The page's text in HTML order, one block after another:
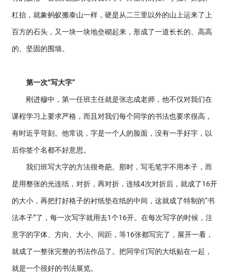
杠抬，就象蚂蚁搬泰山一样，硬是从二三里以外的山上运来了上
百方的石头，又一块一块地垒砌起来，形成了一道长长的、高高
的、坚固的围墙。
第一次“写大字”
刚进穆中，第一任班主任就是张志成老师，他不仅对我们在
课程学习上要求严格，而且对我们每个同学的书法也要求很高，
有时近乎苛刻。他常说，字是一个人的脸面，没有一手好字，以
后你签个名都不好意思。
我们班写大字的方法很奇葩。那时，写毛笔字不用本子，而
是用整张的光连纸，对折，再对折，连续4次对折后，就成了16开
的大小，再把打好格子的衬纸垫在纸的中间，这就成了特制的“书
法本子”了，每一次写字就用去1个16开。在每次写字的时候，注
意字的字体、方向、大小、间距，等16张都写完了，展开一看，
就成了一整张完整的书法作品了。把同学们写的大纸贴在一起，
就是一个很好的书法展览。